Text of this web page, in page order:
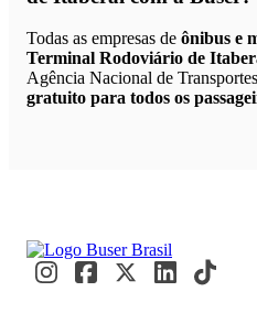
Todas as empresas de ônibus e
Terminal Rodoviário de
Agência Nacional de
gratuito para todos os